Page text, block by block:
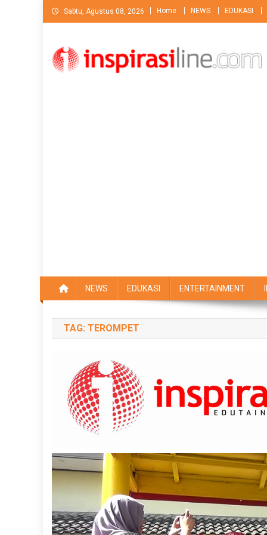
Skip
to
Sabtu, Agustus 08, 2026 Home NEWS EDUKASI
NEWS EDUKASI ENTERTAINMENT
TAG: TEROMPET